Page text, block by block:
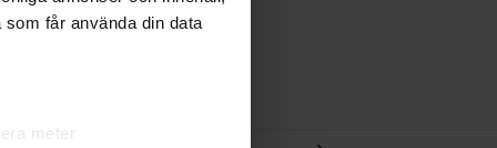
får använda din data
meter